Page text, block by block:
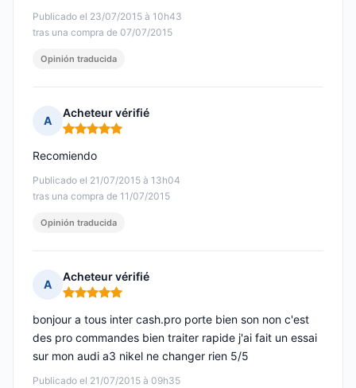
Publicado el 23/07/2015 à 10h43
tras una compra de 07/07/2015
Opinión traducida
A
Acheteur vérifié
Nota: 5 de 5
Publicado el 21/07/2015 à 13h04
tras una compra de 11/07/2015
Recomiendo
Opinión traducida
A
Acheteur vérifié
Nota: 5 de 5
Publicado el 21/07/2015 à 09h35
bonjour a tous inter cash.pro porte bien son non c'est
des pro commandes bien traiter rapide j'ai fait un essai
sur mon audi a3 nikel ne changer rien 5/5